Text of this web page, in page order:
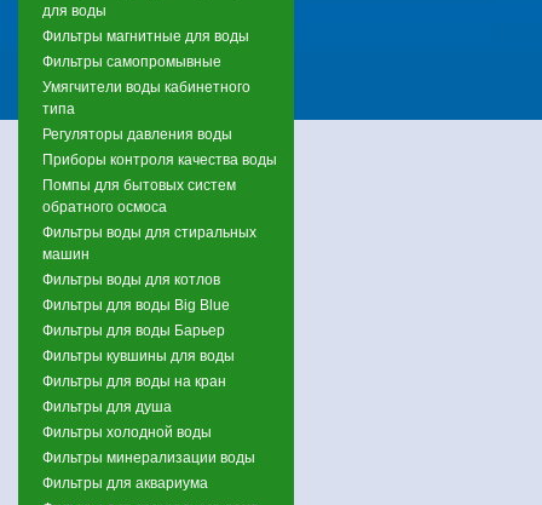
для воды
Фильтры магнитные для воды
Фильтры самопромывные
Умягчители воды кабинетного
типа
Регуляторы давления воды
Приборы контроля качества воды
Помпы для бытовых систем
обратного осмоса
Фильтры воды для стиральных
машин
Фильтры воды для котлов
Фильтры для воды Big Blue
Фильтры для воды Барьер
Фильтры кувшины для воды
Фильтры для воды на кран
Фильтры для душа
Фильтры холодной воды
Фильтры минерализации воды
Фильтры для аквариума